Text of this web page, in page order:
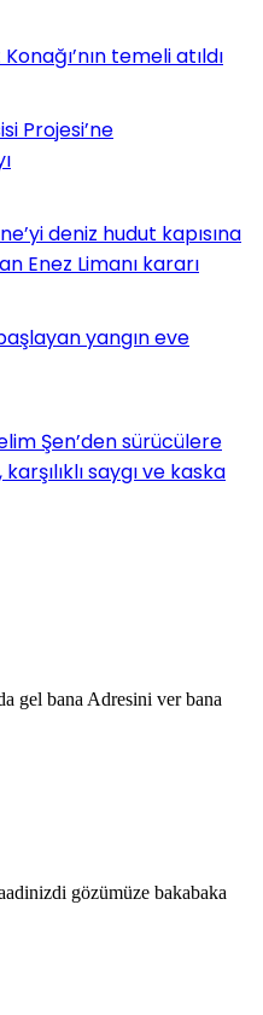
temeli atıldı
Projesi’ne
deniz hudut kapısına
Enez Limanı kararı
yangın eve
Şen’den sürücülere
saygı ve kaska
gel bana Adresini ver bana
gözümüze bakabaka